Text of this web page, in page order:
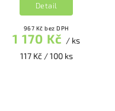
967 Kč bez DPH
1 170 Kč / ks
117 Kč / 100 ks
Detail